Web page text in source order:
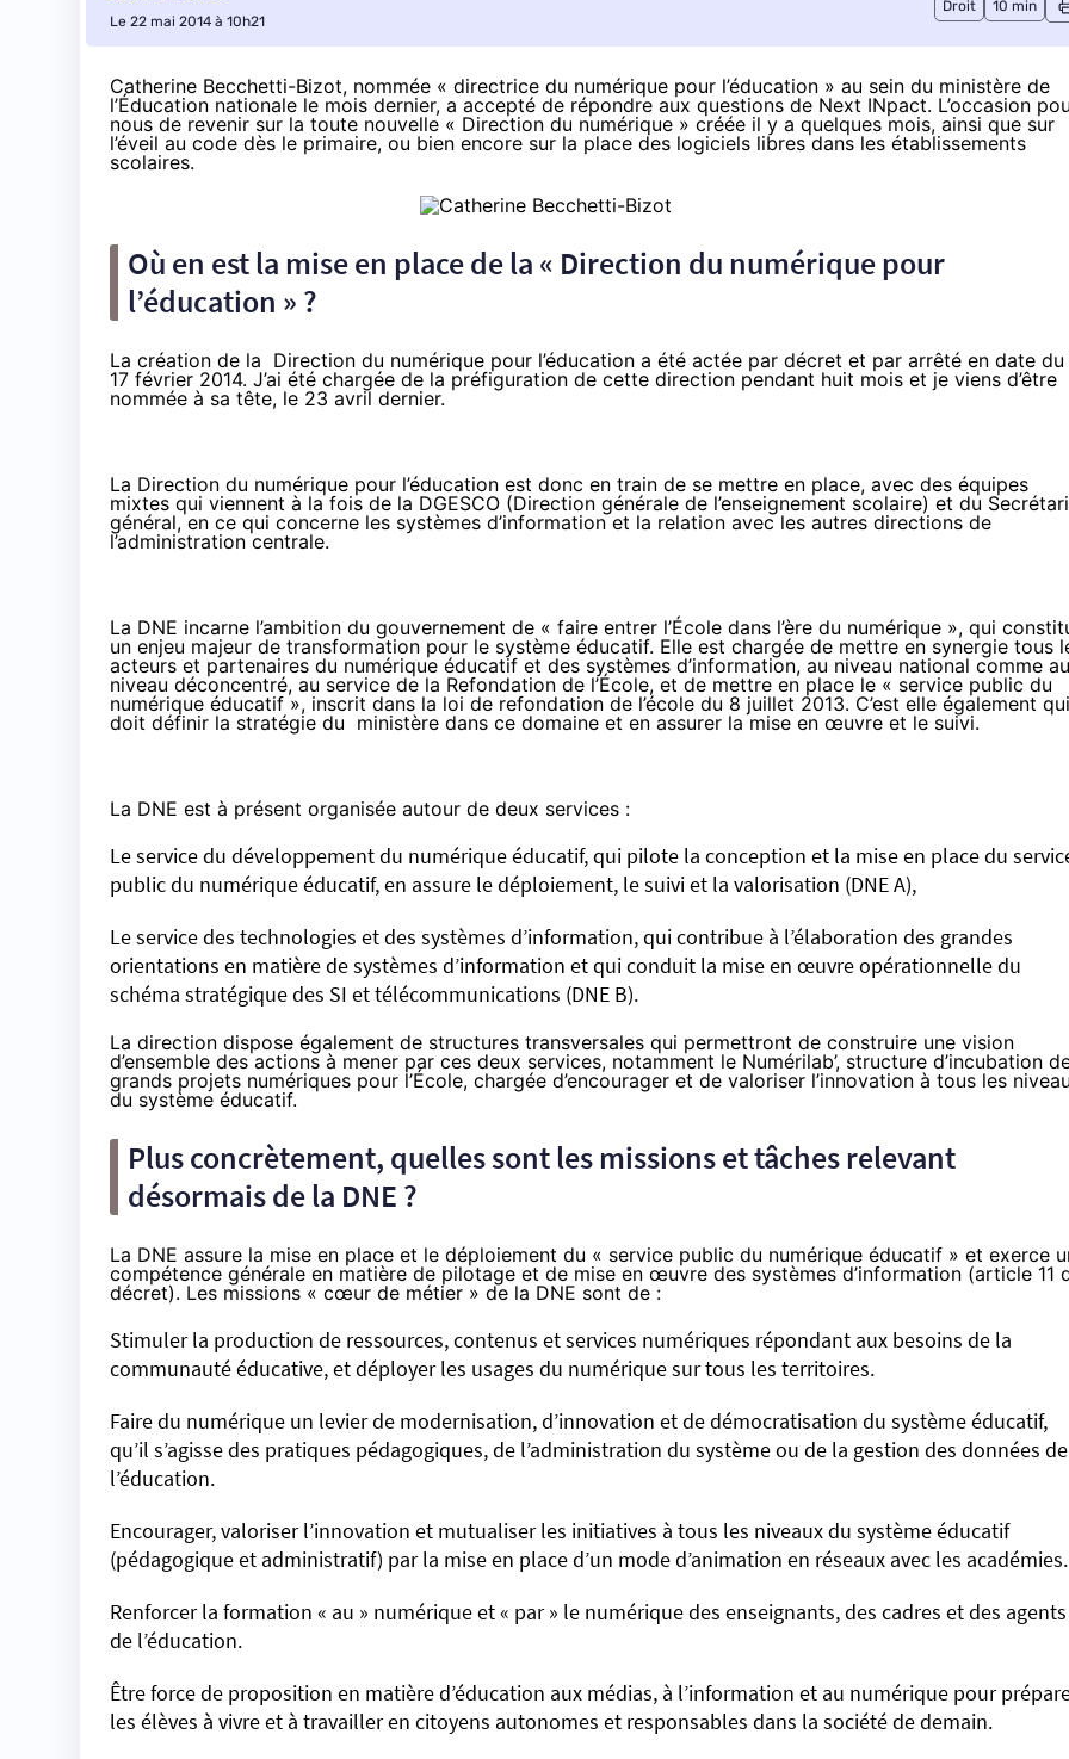
Le 22 mai 2014 à 10h21
Droit 10 min
Catherine Becchetti-Bizot, nommée « directrice du numérique pour l’éducation » au sein du ministère de
l’Éducation nationale le mois dernier, a accepté de répondre aux questions de Next INpact. L’occasion
nous de revenir sur la toute nouvelle « Direction du numérique » créée il y a quelques mois, ainsi que sur
l’éveil au code dès le primaire, ou bien encore sur la place des logiciels libres dans les établissements
scolaires.
Où en est la mise en place de la « Direction du numérique pour
l’éducation » ?
La création de la Direction du numérique pour l’éducation a été actée par décret et par arrêté en date du
17 février 2014. J’ai été chargée de la préfiguration de cette direction pendant huit mois et je viens d’être
nommée à sa tête, le 23 avril dernier.
La Direction du numérique pour l’éducation est donc en train de se mettre en place, avec des équipes
mixtes qui viennent à la fois de la DGESCO (Direction générale de l’enseignement scolaire) et du
général, en ce qui concerne les systèmes d’information et la relation avec les autres directions de
l’administration centrale.
La DNE incarne l’ambition du gouvernement de « faire entrer l’École dans l’ère du numérique », qui
un enjeu majeur de transformation pour le système éducatif. Elle est chargée de mettre en synergie tous
acteurs et partenaires du numérique éducatif et des systèmes d’information, au niveau national comme au
niveau déconcentré, au service de la Refondation de l’École, et de mettre en place le « service public du
numérique éducatif », inscrit dans la loi de refondation de l’école du 8 juillet 2013. C’est elle également qui
doit définir la stratégie du ministère dans ce domaine et en assurer la mise en œuvre et le suivi.
La DNE est à présent organisée autour de deux services :
Le service du développement du numérique éducatif, qui pilote la conception et la mise en place du
public du numérique éducatif, en assure le déploiement, le suivi et la valorisation (DNE A),
Le service des technologies et des systèmes d’information, qui contribue à l’élaboration des grandes
orientations en matière de systèmes d’information et qui conduit la mise en œuvre opérationnelle du
schéma stratégique des SI et télécommunications (DNE B).
La direction dispose également de structures transversales qui permettront de construire une vision
d’ensemble des actions à mener par ces deux services, notamment le Numérilab’, structure d’incubation
grands projets numériques pour l’École, chargée d’encourager et de valoriser l’innovation à tous les
du système éducatif.
Plus concrètement, quelles sont les missions et tâches relevant
désormais de la DNE ?
La DNE assure la mise en place et le déploiement du « service public du numérique éducatif » et exerce
compétence générale en matière de pilotage et de mise en œuvre des systèmes d’information (article 11
décret). Les missions « cœur de métier » de la DNE sont de :
Stimuler la production de ressources, contenus et services numériques répondant aux besoins de la
communauté éducative, et déployer les usages du numérique sur tous les territoires.
Faire du numérique un levier de modernisation, d’innovation et de démocratisation du système éducatif,
qu’il s’agisse des pratiques pédagogiques, de l’administration du système ou de la gestion des données de
l’éducation.
Encourager, valoriser l’innovation et mutualiser les initiatives à tous les niveaux du système éducatif
(pédagogique et administratif) par la mise en place d’un mode d’animation en réseaux avec les académies.
Renforcer la formation « au » numérique et « par » le numérique des enseignants, des cadres et des agents
de l’éducation.
Être force de proposition en matière d’éducation aux médias, à l’information et au numérique pour
les élèves à vivre et à travailler en citoyens autonomes et responsables dans la société de demain.